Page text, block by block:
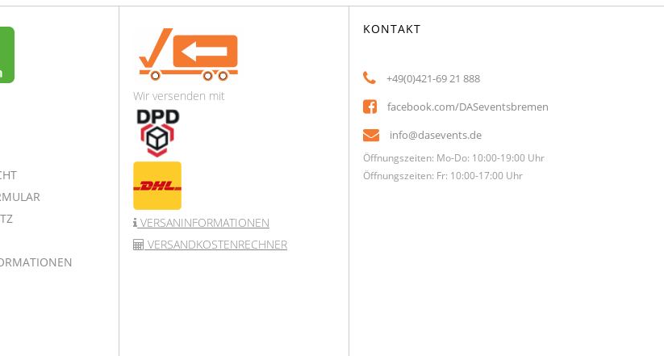
Wir versenden mit
VERSANINFORMATIONEN
VERSANDKOSTENRECHNER
KONTAKT
+49(0)421-69 21 888
facebook.com/DASeventsbremen
info@dasevents.de
Öffnungszeiten: Mo-Do: 10:00-19:00 Uhr
Öffnungszeiten: Fr: 10:00-17:00 Uhr